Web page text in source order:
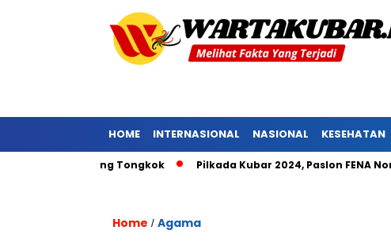
HOME INTERNASIONAL NASIONAL KESEHATAN
Pniel Barong Tongkok Pilkada Kubar 2024, Paslon FENA Nomor
Home / Agama